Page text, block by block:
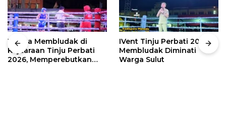
Warga Membludak di
Kejuaraan Tinju Perbati
2026, Memperebutkan
IVent Tinju Perbati 2026
Membludak Diminati
Warga Sulut